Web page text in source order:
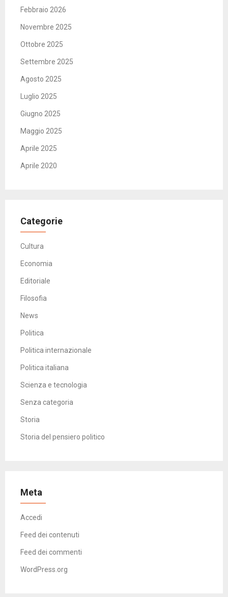
Febbraio 2026
Novembre 2025
Ottobre 2025
Settembre 2025
Agosto 2025
Luglio 2025
Giugno 2025
Maggio 2025
Aprile 2025
Aprile 2020
Categorie
Cultura
Economia
Editoriale
Filosofia
News
Politica
Politica internazionale
Politica italiana
Scienza e tecnologia
Senza categoria
Storia
Storia del pensiero politico
Meta
Accedi
Feed dei contenuti
Feed dei commenti
WordPress.org